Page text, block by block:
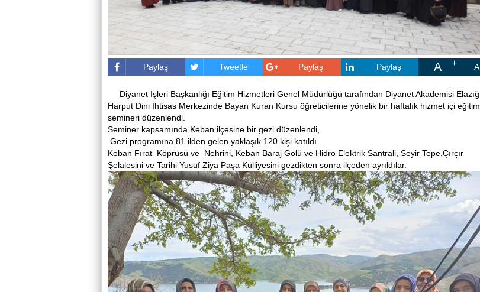
Paylaş Tweetle Paylaş Paylaş A A
Diyanet İşleri Başkanlığı Eğitim Hizmetleri Genel Müdürlüğü tarafından Diyanet Akademisi Elazığ
Harput Dini İhtisas Merkezinde Bayan Kuran Kursu öğreticilerine yönelik bir haftalık hizmet içi eğitim
semineri düzenlendi.
Seminer kapsamında Keban ilçesine bir gezi düzenlendi,
Gezi programına 81 ilden gelen yaklaşık 120 kişi katıldı.
Keban Fırat Köprüsü ve Nehrini, Keban Baraj Gölü ve Hidro Elektrik Santrali, Seyir Tepe,Çırçır
Şelalesini ve Tarihi Yusuf Ziya Paşa Külliyesini gezdikten sonra ilçeden ayrıldılar.